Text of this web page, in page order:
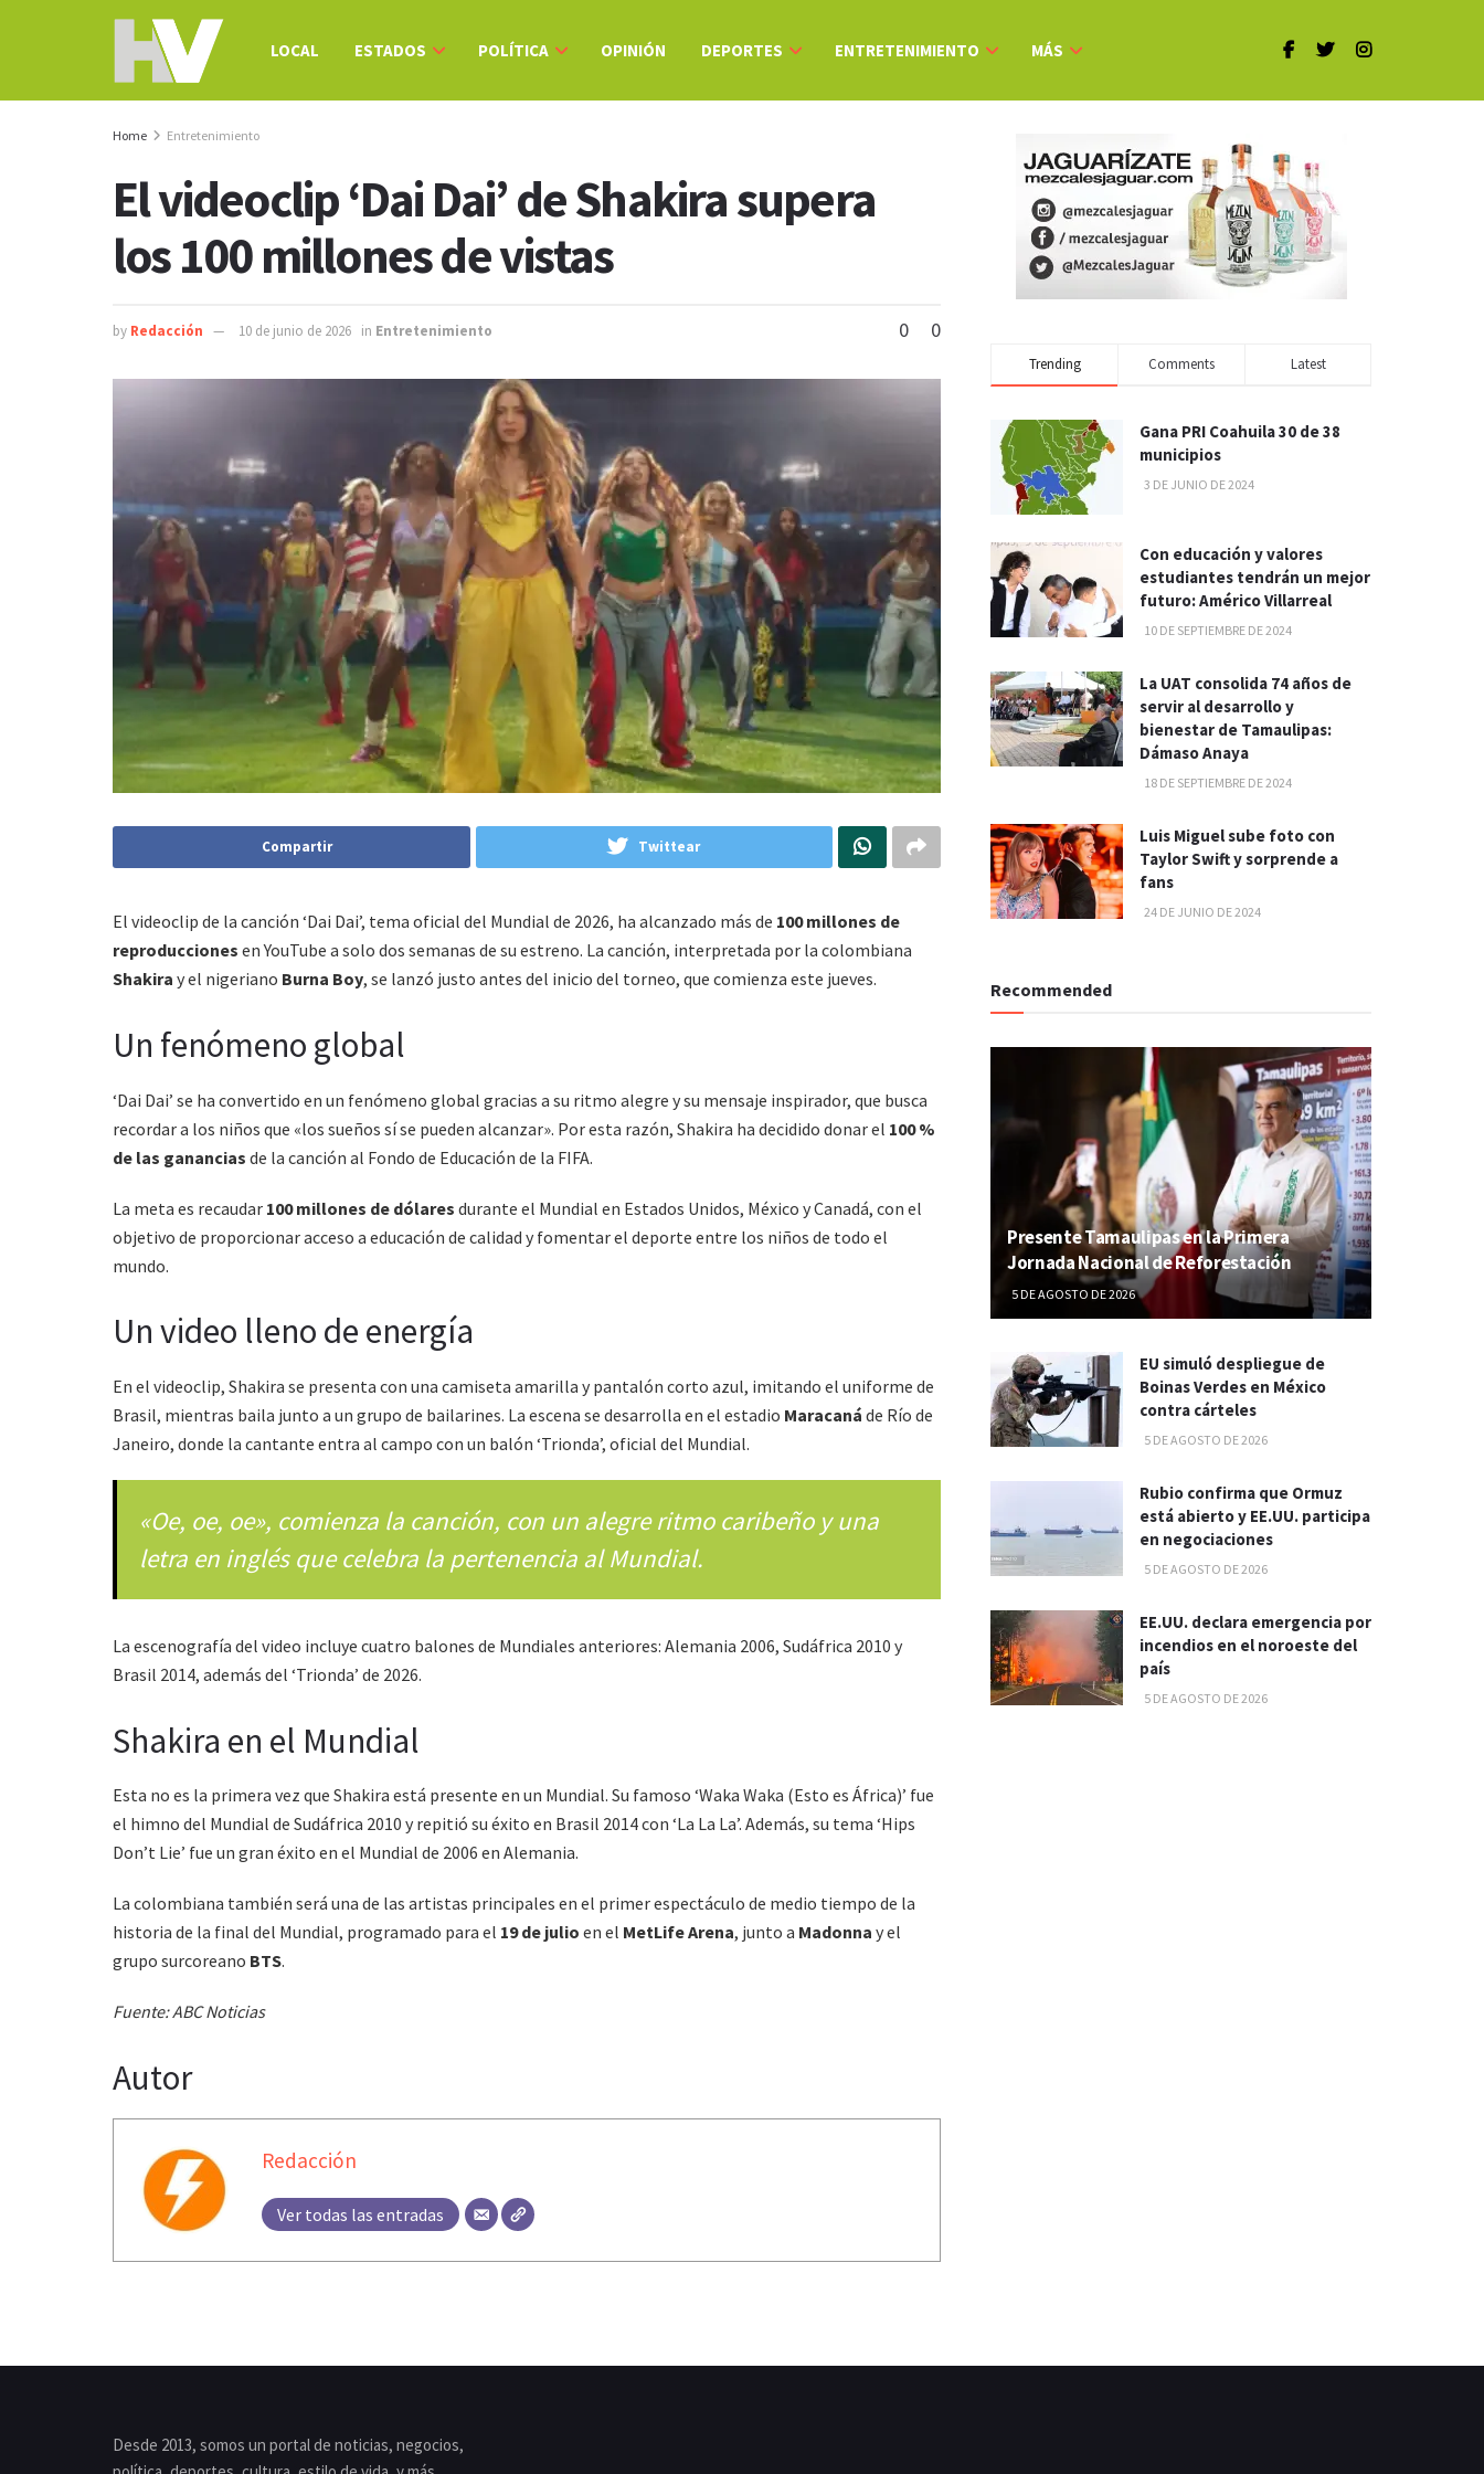
LOCAL ESTADOS POLÍTICA OPINIÓN DEPORTES ENTRETENIMIENTO MÁS
Home Entretenimiento
El videoclip ‘Dai Dai’ de Shakira supera
los 100 millones de vistas
by Redacción 10 de junio de 2026 in Entretenimiento 0 0
Compartir Twittear
El videoclip de la canción ‘Dai Dai’, tema oficial del Mundial de 2026, ha alcanzado más de 100 millones de
reproducciones en YouTube a solo dos semanas de su estreno. La canción, interpretada por la colombiana
Shakira y el nigeriano Burna Boy, se lanzó justo antes del inicio del torneo, que comienza este jueves.
Un fenómeno global
‘Dai Dai’ se ha convertido en un fenómeno global gracias a su ritmo alegre y su mensaje inspirador, que busca
recordar a los niños que «los sueños sí se pueden alcanzar». Por esta razón, Shakira ha decidido donar el 100 %
de las ganancias de la canción al Fondo de Educación de la FIFA.
La meta es recaudar 100 millones de dólares durante el Mundial en Estados Unidos, México y Canadá, con el
objetivo de proporcionar acceso a educación de calidad y fomentar el deporte entre los niños de todo el
mundo.
Un video lleno de energía
En el videoclip, Shakira se presenta con una camiseta amarilla y pantalón corto azul, imitando el uniforme de
Brasil, mientras baila junto a un grupo de bailarines. La escena se desarrolla en el estadio Maracaná de Río de
Janeiro, donde la cantante entra al campo con un balón ‘Trionda’, oficial del Mundial.
«Oe, oe, oe», comienza la canción, con un alegre ritmo caribeño y una
letra en inglés que celebra la pertenencia al Mundial.
La escenografía del video incluye cuatro balones de Mundiales anteriores: Alemania 2006, Sudáfrica 2010 y
Brasil 2014, además del ‘Trionda’ de 2026.
Shakira en el Mundial
Esta no es la primera vez que Shakira está presente en un Mundial. Su famoso ‘Waka Waka (Esto es África)’ fue
el himno del Mundial de Sudáfrica 2010 y repitió su éxito en Brasil 2014 con ‘La La La’. Además, su tema ‘Hips
Don’t Lie’ fue un gran éxito en el Mundial de 2006 en Alemania.
La colombiana también será una de las artistas principales en el primer espectáculo de medio tiempo de la
historia de la final del Mundial, programado para el 19 de julio en el MetLife Arena, junto a Madonna y el
grupo surcoreano BTS.
Fuente: ABC Noticias
Autor
Redacción
Ver todas las entradas
Trending Comments Latest
Gana PRI Coahuila 30 de 38
municipios
3 DE JUNIO DE 2024
Con educación y valores
estudiantes tendrán un mejor
futuro: Américo Villarreal
10 DE SEPTIEMBRE DE 2024
La UAT consolida 74 años de
servir al desarrollo y
bienestar de Tamaulipas:
Dámaso Anaya
18 DE SEPTIEMBRE DE 2024
Luis Miguel sube foto con
Taylor Swift y sorprende a
fans
24 DE JUNIO DE 2024
Recommended
Presente Tamaulipas en la Primera
Jornada Nacional de Reforestación
5 DE AGOSTO DE 2026
EU simuló despliegue de
Boinas Verdes en México
contra cárteles
5 DE AGOSTO DE 2026
Rubio confirma que Ormuz
está abierto y EE.UU. participa
en negociaciones
5 DE AGOSTO DE 2026
EE.UU. declara emergencia por
incendios en el noroeste del
país
5 DE AGOSTO DE 2026
Desde 2013, somos un portal de noticias, negocios,